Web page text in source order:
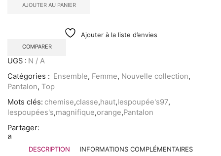
AJOUTER AU PANIER
Ajouter à la liste d’envies
COMPARER
UGS : N / A
Catégories : Ensemble, Femme, Nouvelle collection,
Pantalon, Top
Mots clés: chemise,classe,haut,lespoupée's97,
lespoupées's,magnifique,orange,Pantalon
Partager:
DESCRIPTION INFORMATIONS COMPLÉMENTAIRES